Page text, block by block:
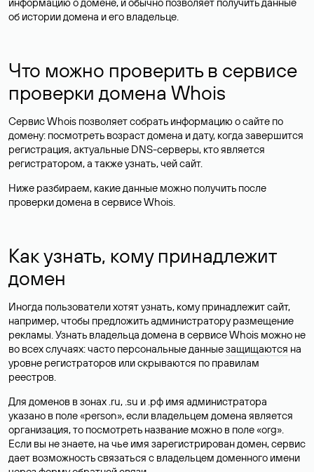
об истории домена и его владельце.
Что можно проверить в сервисе
проверки домена Whois
Сервис Whois позволяет собрать информацию о сайте по
домену: посмотреть возраст домена и дату, когда завершится
регистрация, актуальные DNS-серверы, кто является
регистратором, а также узнать, чей сайт.
Ниже разбираем, какие данные можно получить после
проверки домена в сервисе Whois.
Как узнать, кому принадлежит
домен
Иногда пользователи хотят узнать, кому принадлежит сайт,
например, чтобы предложить администратору размещение
рекламы. Узнать владельца домена в сервисе Whois можно не
во всех случаях: часто персональные данныезащищаются на
уровне регистраторов или скрываются по правилам
реестров.
Для доменов в зонах .ru, .su и .рф имя администратора
указано в поле «person», если владельцем домена является
организация, то посмотреть название можно в поле «org».
Если вы не знаете, на чье имя зарегистрирован домен, сервис
дает возможность связаться с владельцем доменного имени